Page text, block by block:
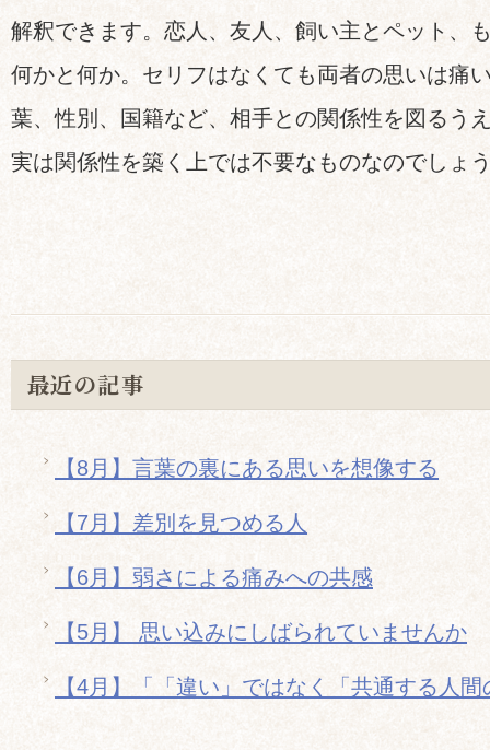
解釈できます。恋人、友人、飼い主とペット、
何かと何か。セリフはなくても両者の思いは痛
葉、性別、国籍など、相手との関係性を図るう
実は関係性を築く上では不要なものなのでしょ
最近の記事
【8月】言葉の裏にある思いを想像する
【7月】差別を見つめる人
【6月】弱さによる痛みへの共感
【5月】 思い込みにしばられていませんか
【4月】「「違い」ではなく「共通する人